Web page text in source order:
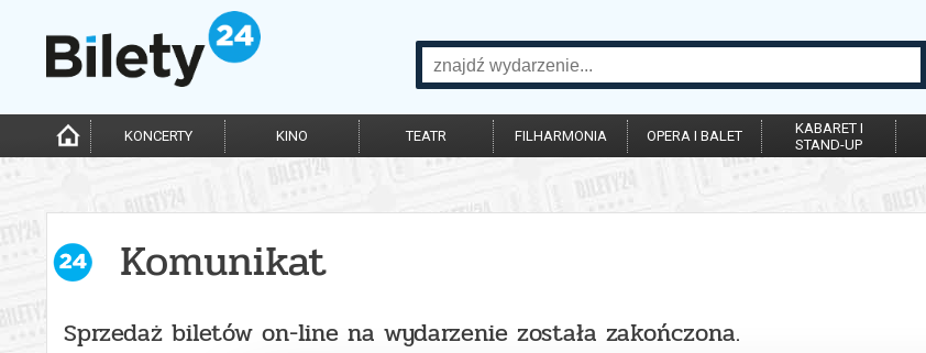
KONCERTY KINO TEATR FILHARMONIA OPERA I BALET
KABARET I
STAND-UP
Komunikat
Sprzedaż biletów on-line na wydarzenie została zakończona.